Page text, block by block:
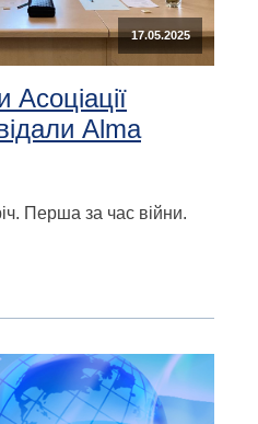
17.05.2025
Alma
Перша за час війни.